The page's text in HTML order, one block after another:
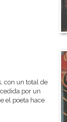
con un total de
por un
el poeta hace